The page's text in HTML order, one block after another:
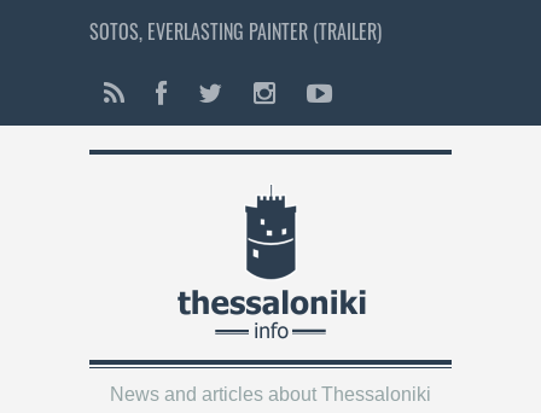
SOTOS, EVERLASTING PAINTER (TRAILER)
News and articles about Thessaloniki